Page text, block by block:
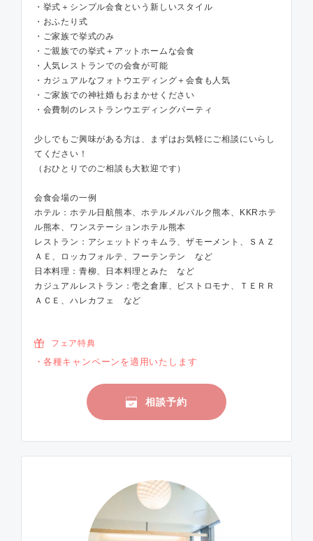
・挙式＋シンプル会食という新しいスタイル
・おふたり式
・ご家族で挙式のみ
・ご親族での挙式＋アットホームな会食
・人気レストランでの会食が可能
・カジュアルなフォトウエディング＋会食も人気
・ご家族での神社婚もおまかせください
・会費制のレストランウエディングパーティ
少しでもご興味がある方は、まずはお気軽にご相談にいらし
てください！
（おひとりでのご相談も大歓迎です）
会食会場の一例
ホテル：ホテル日航熊本、ホテルメルパルク熊本、KKRホテ
ル熊本、ワンステーションホテル熊本
レストラン：アシェットドゥキムラ、ザモーメント、ＳＡＺ
ＡＥ、ロッカフォルテ、フーテンテン など
日本料理：青柳、日本料理とみた など
カジュアルレストラン：壱之倉庫、ビストロモナ、ＴＥＲＲ
ＡＣＥ、ハレカフェ など
フェア特典
各種キャンペーンを適用いたします
相談予約